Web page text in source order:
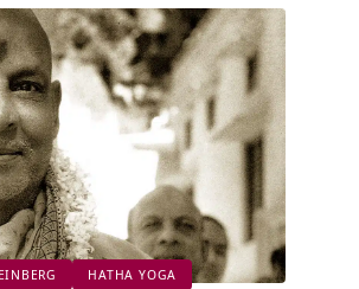
HATHA YOGA